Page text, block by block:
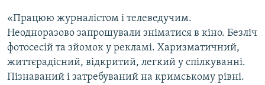
«Працюю журналістом і телеведучим.
Неодноразово запрошували зніматися в кіно. Безліч
фотосесій та зйомок у рекламі. Харизматичний,
життєрадісний, відкритий, легкий у спілкуванні.
Пізнаваний і затребуваний на кримському рівні.